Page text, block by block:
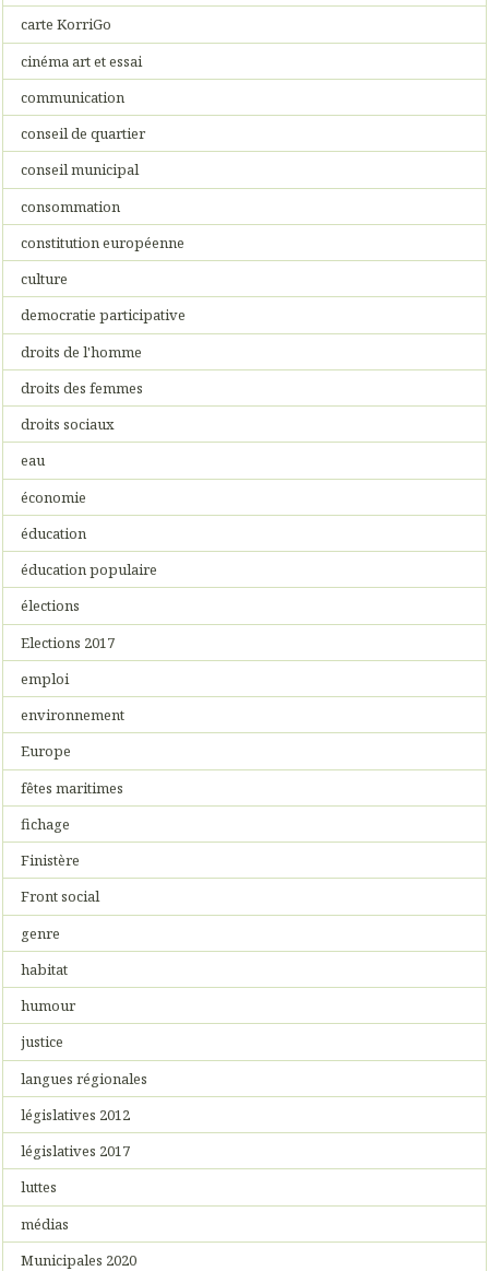
carte KorriGo
cinéma art et essai
communication
conseil de quartier
conseil municipal
consommation
constitution européenne
culture
democratie participative
droits de l'homme
droits des femmes
droits sociaux
eau
économie
éducation
éducation populaire
élections
Elections 2017
emploi
environnement
Europe
fêtes maritimes
fichage
Finistère
Front social
genre
habitat
humour
justice
langues régionales
législatives 2012
législatives 2017
luttes
médias
Municipales 2020